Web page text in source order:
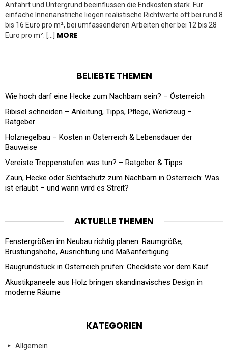
Anfahrt und Untergrund beeinflussen die Endkosten stark. Für
einfache Innenanstriche liegen realistische Richtwerte oft bei rund 8
bis 16 Euro pro m², bei umfassenderen Arbeiten eher bei 12 bis 28
Euro pro m². […] MORE
BELIEBTE THEMEN
Wie hoch darf eine Hecke zum Nachbarn sein? – Österreich
Ribisel schneiden – Anleitung, Tipps, Pflege, Werkzeug –
Ratgeber
Holzriegelbau – Kosten in Österreich & Lebensdauer der
Bauweise
Vereiste Treppenstufen was tun? – Ratgeber & Tipps
Zaun, Hecke oder Sichtschutz zum Nachbarn in Österreich: Was
ist erlaubt – und wann wird es Streit?
AKTUELLE THEMEN
Fenstergrößen im Neubau richtig planen: Raumgröße,
Brüstungshöhe, Ausrichtung und Maßanfertigung
Baugrundstück in Österreich prüfen: Checkliste vor dem Kauf
Akustikpaneele aus Holz bringen skandinavisches Design in
moderne Räume
KATEGORIEN
Allgemein